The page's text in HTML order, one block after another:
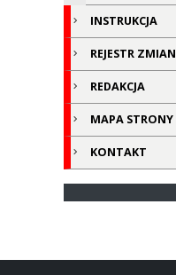
INSTRUKCJA
REJESTR ZMIAN
REDAKCJA
MAPA STRONY
KONTAKT